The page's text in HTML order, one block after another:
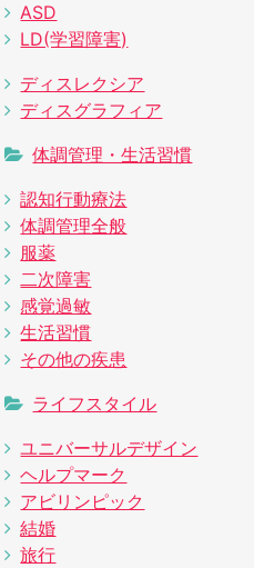
ASD
LD(学習障害)
ディスレクシア
ディスグラフィア
体調管理・生活習慣
認知行動療法
体調管理全般
服薬
二次障害
感覚過敏
生活習慣
その他の疾患
ライフスタイル
ユニバーサルデザイン
ヘルプマーク
アビリンピック
結婚
旅行